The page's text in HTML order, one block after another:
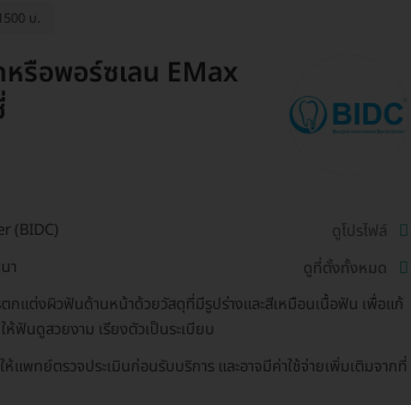
บ.
หรือพอร์ซเลน EMax
(BIDC)
ดูโปรไฟล์
า
ดูที่ตั้งทั้งหมด
ตกแต่งผิวฟันด้านหน้าด้วยวัสดุที่มีรูปร่างและสีเหมือนเนื้อฟัน เพื่อแก้
นดูสวยงาม เรียงตัวเป็นระเบียบ
แพทย์ตรวจประเมินก่อนรับบริการ และอาจมีค่าใช้จ่ายเพิ่มเติมจากที่